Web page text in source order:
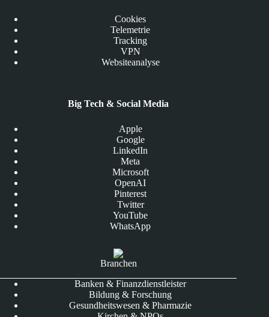
Cookies
Telemetrie
Tracking
VPN
Websiteanalyse
Big Tech & Social Media
Apple
Google
LinkedIn
Meta
Microsoft
OpenAI
Pinterest
Twitter
YouTube
WhatsApp
Branchen
Banken & Finanzdienstleister
Bildung & Forschung
Gesundheitswesen & Pharmazie